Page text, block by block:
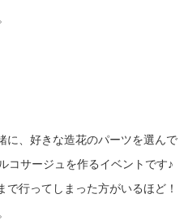
に、好きな造花のパーツを選んで
コサージュを作るイベントです♪
行ってしまった方がいるほど！